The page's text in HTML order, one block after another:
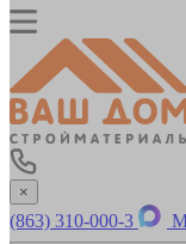
×
(863) 310-000-3